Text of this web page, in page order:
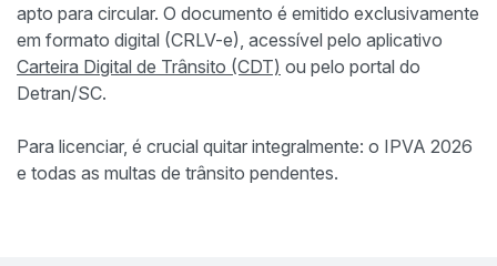
apto para circular. O documento é emitido exclusivamente
em formato digital (CRLV-e), acessível pelo aplicativo
Carteira Digital de Trânsito (CDT) ou pelo portal do
Detran/SC.
Para licenciar, é crucial quitar integralmente: o IPVA 2026
e todas as multas de trânsito pendentes.